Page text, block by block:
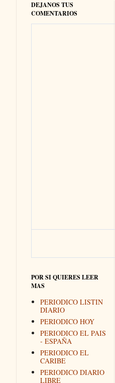
DEJANOS TUS
COMENTARIOS
POR SI QUIERES LEER
MAS
PERIODICO LISTIN
DIARIO
PERIODICO HOY
PERIODICO EL PAIS
- ESPAÑA
PERIODICO EL
CARIBE
PERIODICO DIARIO
LIBRE